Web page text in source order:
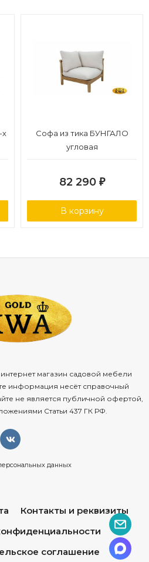
Софа из тика БУНГАЛО
угловая
82 290 ₽
В корзину
магазин садовой мебели
информация несёт справочный
не является публичной офертой,
Статьи 437 ГК РФ.
данных
Контакты и реквизиты
соглашение